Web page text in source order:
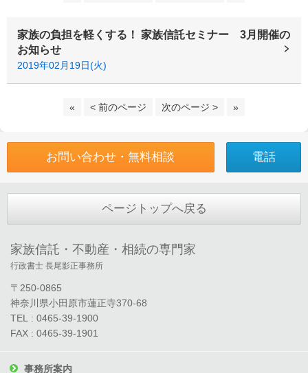
家族の負担を軽くする！ 家族信託セミナー 3月開催の
お知らせ
2019年02月19日(火)
« < 前のページ 次のページ > »
お問い合わせ・無料相談 電話
ページトップへ戻る
家族信託・不動産・相続の専門家
行政書士 長尾影正事務所
〒250-0865
神奈川県小田原市蓮正寺370-68
TEL : 0465-39-1900
FAX : 0465-39-1901
事務所案内